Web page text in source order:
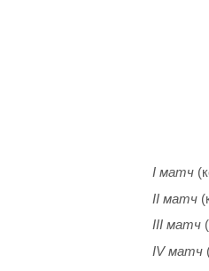
I матч
II матч
III матч
IV матч